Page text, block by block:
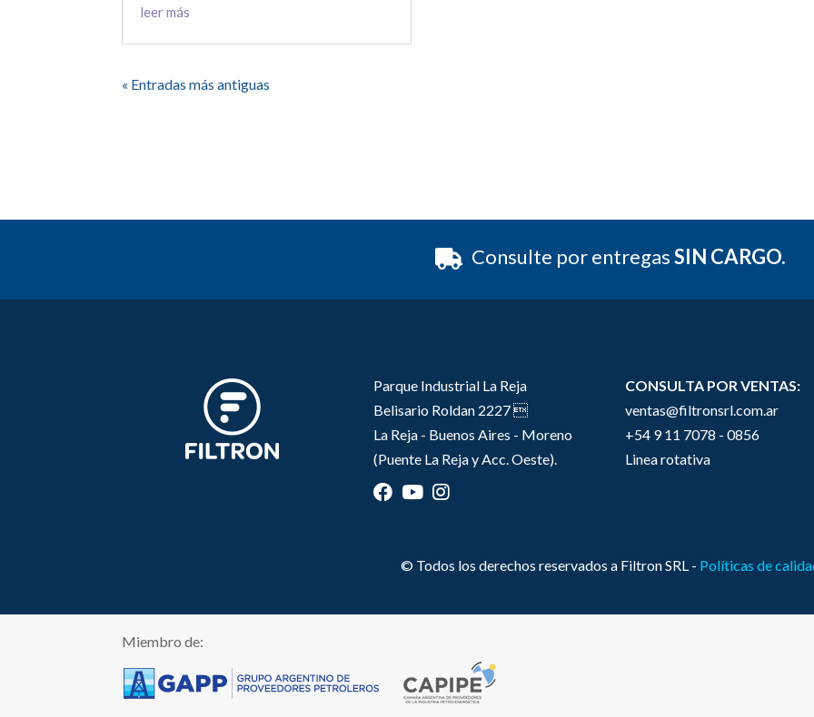
leer más
« Entradas más antiguas
Consulte por entregasSIN CARGO.
Parque Industrial La Reja
Belisario Roldan 2227 
La Reja - Buenos Aires - Moreno
(Puente La Reja y Acc. Oeste).
CONSULTA POR VENTAS:
ventas@filtronsrl.com.ar
+54 9 11 7078 - 0856
Linea rotativa
© Todos los derechos reservados a Filtron SRL - Políticas de
Miembro de: